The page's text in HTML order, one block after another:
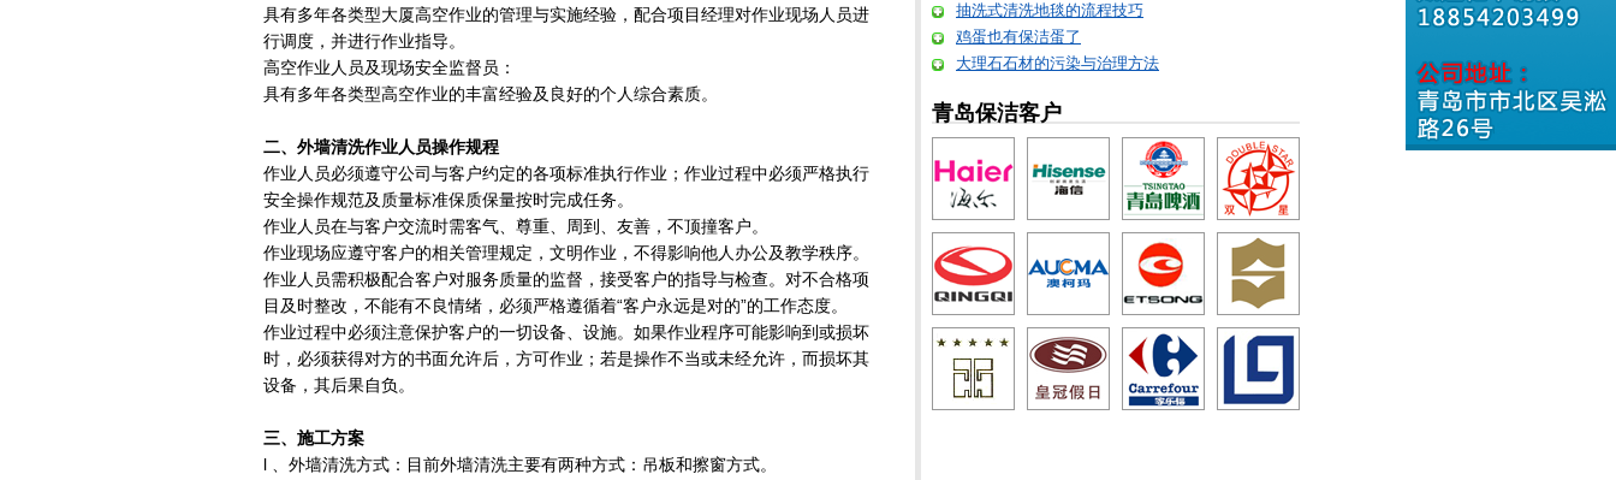
具有多年各类型大厦高空作业的管理与实施经验，配合项目经理对作业现场人员进
行调度，并进行作业指导。
高空作业人员及现场安全监督员：
具有多年各类型高空作业的丰富经验及良好的个人综合素质。
二、外墙清洗作业人员操作规程
作业人员必须遵守公司与客户约定的各项标准执行作业；作业过程中必须严格执行
安全操作规范及质量标准保质保量按时完成任务。
作业人员在与客户交流时需客气、尊重、周到、友善，不顶撞客户。
作业现场应遵守客户的相关管理规定，文明作业，不得影响他人办公及教学秩序。
作业人员需积极配合客户对服务质量的监督，接受客户的指导与检查。对不合格项
目及时整改，不能有不良情绪，必须严格遵循着“客户永远是对的”的工作态度。
作业过程中必须注意保护客户的一切设备、设施。如果作业程序可能影响到或损坏
时，必须获得对方的书面允许后，方可作业；若是操作不当或未经允许，而损坏其
设备，其后果自负。
三、施工方案
l 、外墙清洗方式：目前外墙清洗主要有两种方式：吊板和擦窗方式。
抽洗式清洗地毯的流程技巧
鸡蛋也有保洁蛋了
大理石石材的污染与治理方法
青岛保洁客户